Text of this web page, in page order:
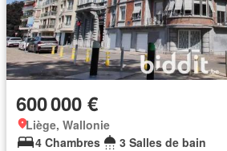
600 000 €
Liège, Wallonie
4 Chambres
3 Salles de bain